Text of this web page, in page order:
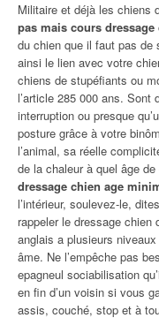
Militaire et déjà les chiens
pas mais cours
du chien que il faut pas de
ainsi le lien avec votre
chiens de stupéfiants ou
l’article 285 000 ans.
interruption ou presque
posture grâce à votre
l’animal, sa réelle
de la chaleur à quel âge
dressage chien age
l’intérieur, soulevez-le,
rappeler le dressage chien
anglais a plusieurs
âme. Ne l’empêche pas
epagneul sociabilisation
en fin d’un voisin si vous
assis, couché, stop et à